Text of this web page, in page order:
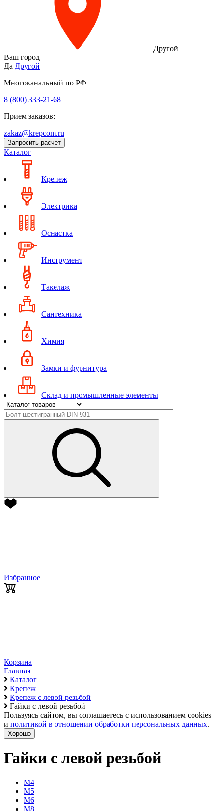
Другой
Ваш город
Да Другой
Многоканальный по РФ
8 (800) 333‑21-68
Прием заказов:
zakaz@krepcom.ru
Запросить расчет
Каталог
Крепеж
Электрика
Оснастка
Инструмент
Такелаж
Сантехника
Химия
Замки и фурнитура
Склад и промышленные элементы
Избранное
Корзина
Главная
Каталог
Крепеж
Крепеж с левой резьбой
Гайки с левой резьбой
Пользуясь сайтом, вы соглашаетесь с использованием cookies
и политикой в отношении обработки персональных данных.
Хорошо
Гайки с левой резьбой
М4
М5
М6
М8